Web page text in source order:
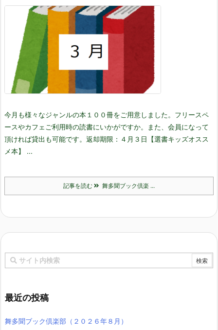
今月も様々なジャンルの本１００冊をご用意しました。 フリースペ
ースやカフェご利用時の読書にいかがですか。また、会員になって
頂ければ貸出も可能です。 返却期限：４月３日
【選書キッズオスス
メ本】 ...
記事を読む 舞多聞ブック倶楽 ...
最近の投稿
舞多聞ブック倶楽部（２０２６年８月）